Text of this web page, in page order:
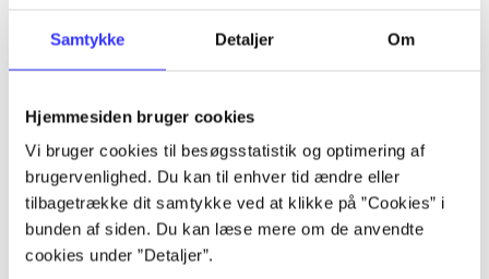
Samtykke Detaljer Om
Hjemmesiden bruger cookies
Vi bruger cookies til besøgsstatistik og optimering af
brugervenlighed. Du kan til enhver tid ændre eller
tilbagetrække dit samtykke ved at klikke på ”Cookies” i
bunden af siden. Du kan læse mere om de anvendte
cookies under ”Detaljer”.
Nyhed
lorem ipsum dolor sit amet ...
lorem ipsum dolor sit amet ...
lorem ipsum dolor sit amet ...
lorem ipsum dolor sit amet ...
lorem ipsum dolor sit amet ...
lorem ipsum dolor sit amet ...